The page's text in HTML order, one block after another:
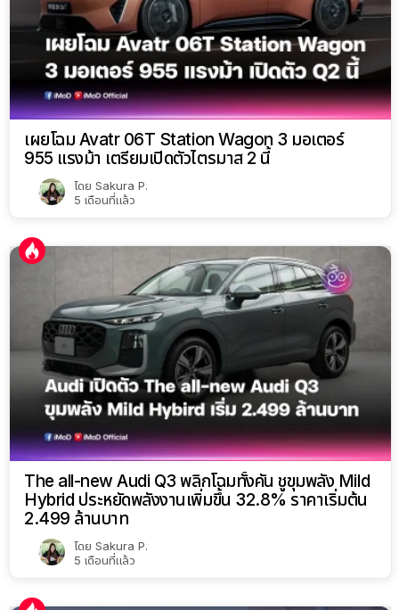
เผยโฉม Avatr 06T Station Wagon 3 มอเตอร์
955 แรงม้า เตรียมเปิดตัวไตรมาส 2 นี้
โดย Sakura P.
5 เดือนที่แล้ว
The all-new Audi Q3 พลิกโฉมทั้งคัน ชูขุมพลัง Mild
Hybrid ประหยัดพลังงานเพิ่มขึ้น 32.8% ราคาเริ่มต้น
2.499 ล้านบาท
โดย Sakura P.
5 เดือนที่แล้ว